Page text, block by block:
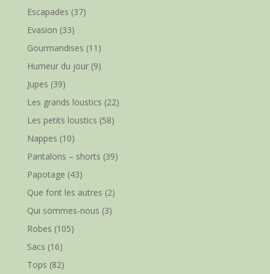
Escapades (37)
Evasion (33)
Gourmandises (11)
Humeur du jour(9)
Jupes (39)
Les grands loustics (22)
Les petits loustics (58)
Nappes (10)
Pantalons – shorts (39)
Papotage (43)
Que font les autres (2)
Qui sommes-nous (3)
Robes (105)
Sacs (16)
Tops (82)